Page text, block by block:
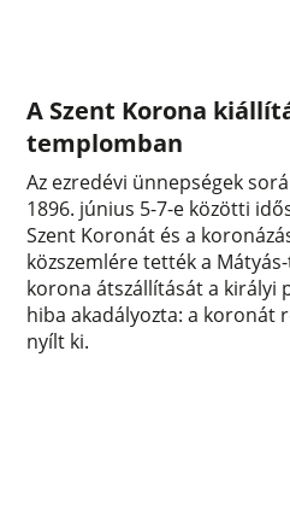
A Szent Korona
templomban
Az ezredévi ünnepségek
1896. június 5-7-e közötti
Szent Koronát és a
közszemlére tették a
korona átszállítását a királyi
hiba akadályozta: a koronát
nyílt ki.